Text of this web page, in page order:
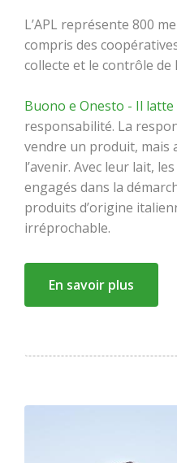
L’APL représente 800
compris des
collecte et le contrôle de
Buono e Onesto - Il latte
responsabilité. La
vendre un produit, mais
l’avenir. Avec leur lait,
engagés dans la
produits d’origine
irréprochable.
En savoir plus